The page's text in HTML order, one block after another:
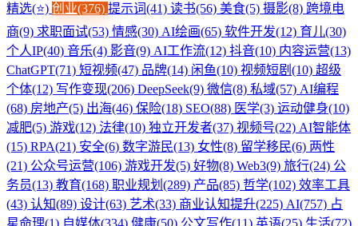
精选(⭐) 创业(376) 提示词(41) 读书(56) 美食(5) 摄影(8) 跨境电
商(9) 求职面试(53) 情感(30) AI绘画(65) 软件开发(12) 育儿(30)
个人IP(40) 音乐(4) 影音(9) AI工作流(12) 抖音(10) 内容运营(13)
ChatGPT(71) 短视频(47) 品牌(14) 闲鱼(10) 视频短剧(10) 超级
个体(12) 写作变现(206) DeepSeek(9) 微信(8) 私域(57) AI编程
(68) 房地产(5) 出海(46) 保险(18) SEO(88) 医学(3) 运动健身(10)
减肥(5) 游戏(12) 法律(10) 独立开发者(37) 视频号(22) AI智能体
(15) RPA(21) 安全(6) 数字游民(13) 女性(8) 留学移民(6) 两性
(21) 公众号运营(106) 游戏开发(5) 好物(8) Web3(9) 旅行(24) 公
务员(13) 教育(168) 职业规划(289) 产品(85) 哲学(102) 效率工具
(43) 认知(89) 设计(63) 艺术(33) 商业认知提升(225) AI(757) 占
星命理(1) 自媒体(334) 健康(50) 公文写作(11) 英语(25) 生活(72)